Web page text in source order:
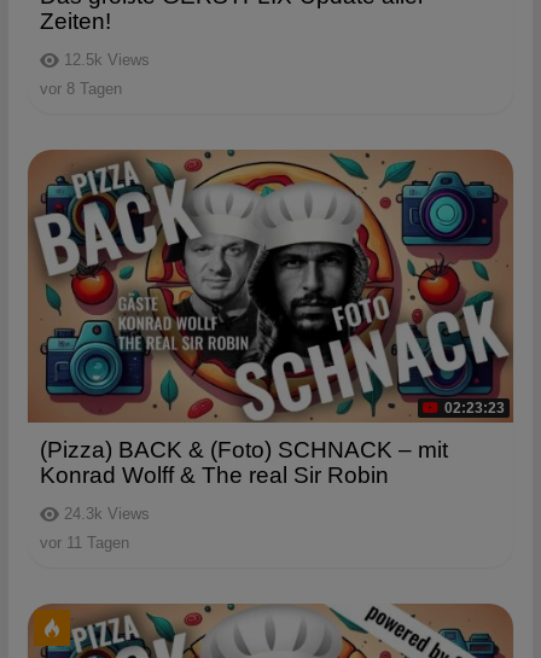
12.5k Views
Zeiten!
vor 8 Tagen
02:23:23
24.3k Views
(Pizza) BACK & (Foto) SCHNACK – mit
Konrad Wolff & The real Sir Robin
vor 11 Tagen